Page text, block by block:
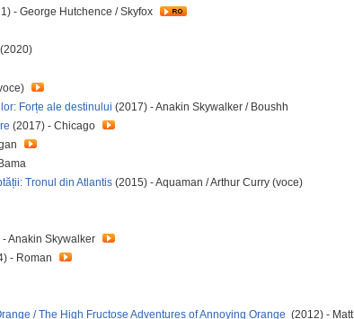
- George Hutchence / Skyfox
(2020)
Forțe ale destinului (2017) - Anakin Skywalker / Boushh
(2017) - Chicago
Tronul din Atlantis (2015) - Aquaman / Arthur Curry (voce)
Anakin Skywalker
- Roman
/ The High Fructose Adventures of Annoying Orange (2012) - Matt